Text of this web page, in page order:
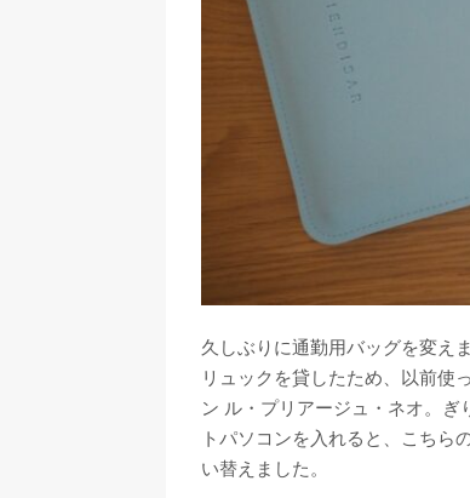
久しぶりに通勤用バッグを変え
リュックを貸したため、以前使
ン ル・プリアージュ・ネオ。
トパソコンを入れると、こちら
い替えました。